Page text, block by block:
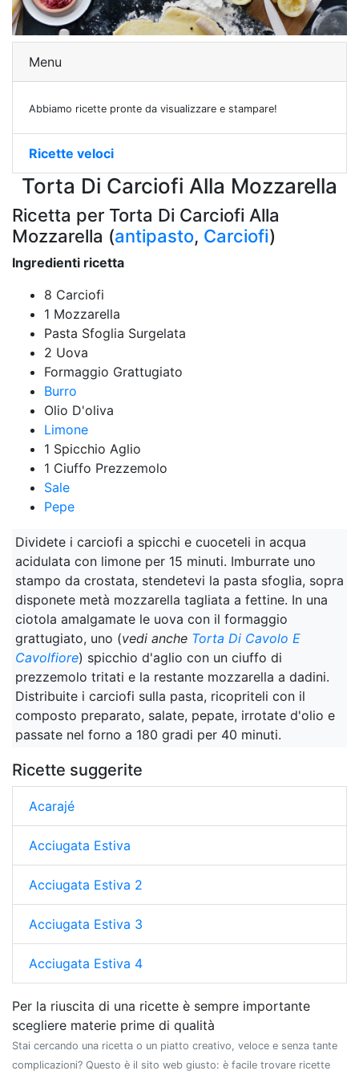
Menu
Abbiamo ricette pronte da visualizzare e stampare!
Ricette veloci
Torta Di Carciofi Alla Mozzarella
Ricetta per Torta Di Carciofi Alla
Mozzarella (antipasto, Carciofi)
Ingredienti ricetta
8 Carciofi
1 Mozzarella
Pasta Sfoglia Surgelata
2 Uova
Formaggio Grattugiato
Burro
Olio D'oliva
Limone
1 Spicchio Aglio
1 Ciuffo Prezzemolo
Sale
Pepe
Dividete i carciofi a spicchi e cuoceteli in acqua
acidulata con limone per 15 minuti. Imburrate uno
stampo da crostata, stendetevi la pasta sfoglia, sopra
disponete metà mozzarella tagliata a fettine. In una
ciotola amalgamate le uova con il formaggio
grattugiato, uno (vedi anche Torta Di Cavolo E
Cavolfiore) spicchio d'aglio con un ciuffo di
prezzemolo tritati e la restante mozzarella a dadini.
Distribuite i carciofi sulla pasta, ricopriteli con il
composto preparato, salate, pepate, irrotate d'olio e
passate nel forno a 180 gradi per 40 minuti.
Ricette suggerite
Acarajé
Acciugata Estiva
Acciugata Estiva 2
Acciugata Estiva 3
Acciugata Estiva 4
Per la riuscita di una ricette è sempre importante
scegliere materie prime di qualità
Stai cercando una ricetta o un piatto creativo, veloce e senza tante
complicazioni? Questo è il sito web giusto: è facile trovare ricette